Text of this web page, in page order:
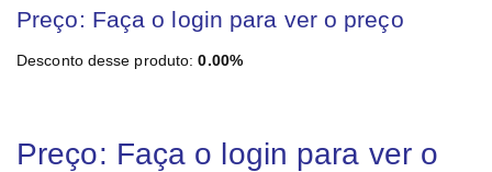
Preço: Faça o login para ver o preço
Desconto desse produto:0.00%
Preço: Faça o login para ver o